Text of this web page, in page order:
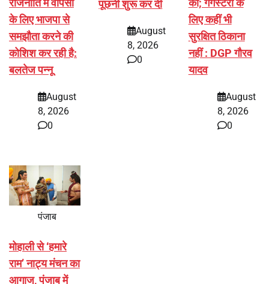
राजनीति में वापसी
के लिए भाजपा से
समझौता करने की
कोशिश कर रही है:
बलतेज पन्नू
August
8, 2026
0
पूछनी शुरू कर दी
August
8, 2026
0
की; गैंगस्टरों के
लिए कहीं भी
सुरक्षित ठिकाना
नहीं : DGP गौरव
यादव
August
8, 2026
0
पंजाब
मोहाली से ‘हमारे
राम’ नाट्य मंचन का
आगाज, पंजाब में